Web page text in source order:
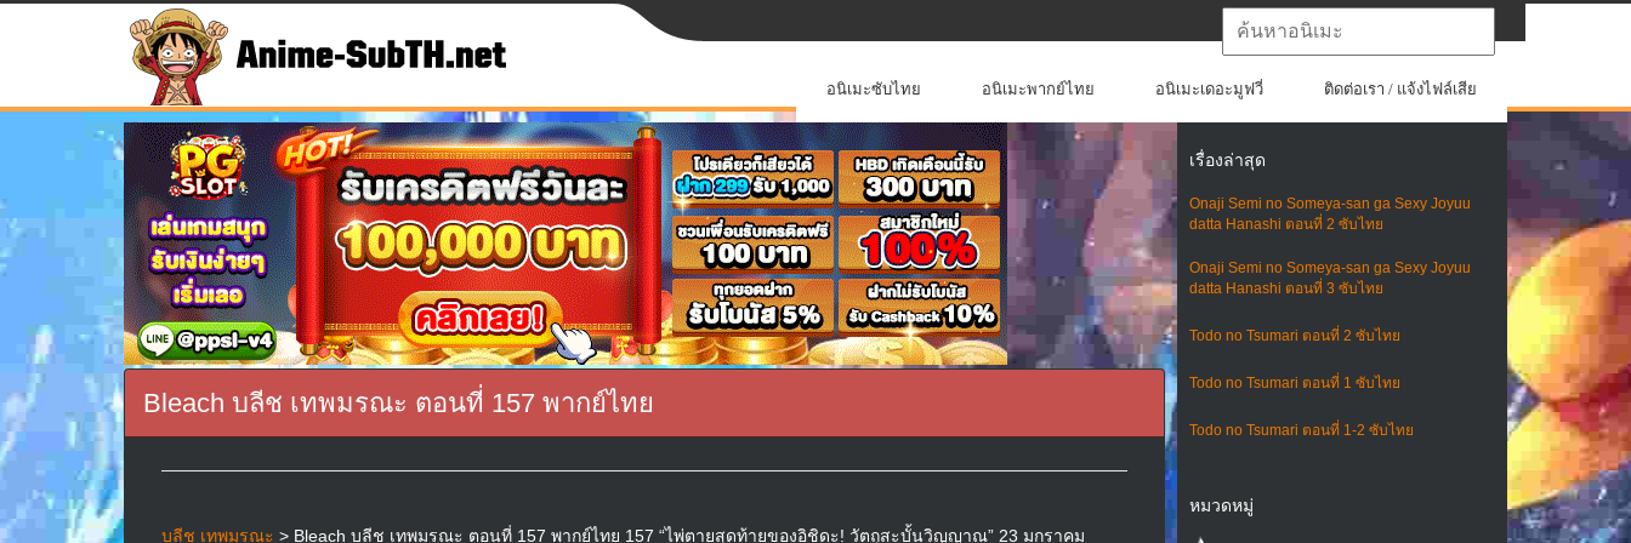
อนิเมะซับไทย อนิเมะพากย์ไทย อนิเมะเดอะมูฟวี่ ติดต่อเรา / แจ้งไฟล์เสีย
เรื่องล่าสุด
Onaji Semi no Someya-san ga Sexy Joyuu
datta Hanashi ตอนที่ 2 ซับไทย
Onaji Semi no Someya-san ga Sexy Joyuu
datta Hanashi ตอนที่ 3 ซับไทย
Todo no Tsumari ตอนที่ 2 ซับไทย
Todo no Tsumari ตอนที่ 1 ซับไทย
Todo no Tsumari ตอนที่ 1-2 ซับไทย
หมวดหมู่
Bleach บลีช เทพมรณะ ตอนที่ 157 พากย์ไทย
บลีช เทพมรณะ > Bleach บลีช เทพมรณะ ตอนที่ 157 พากย์ไทย 157 “ไพ่ตายสุดท้ายของอิชิดะ! วัตถุสะบั้นวิญญาณ” 23 มกราคม